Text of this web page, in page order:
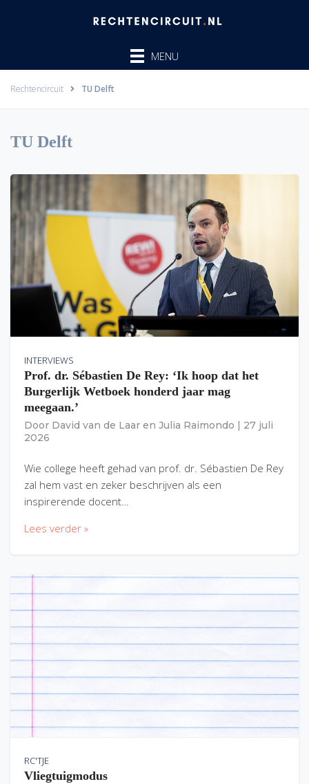
MENU
Rechtencircuit TU Delft
TU Delft
INTERVIEWS
Prof. dr. Sébastien De Rey: ‘Ik hoop dat het
Burgerlijk Wetboek honderd jaar mag
meegaan.’
Door David van de Laar en Julia Raimondo
27 juli
2026
Wie college heeft gehad van prof. dr. Sébastien De Rey
zal hem vast en zeker beschrijven als een
inspirerende docent…
Lees verder »
RC'TJE
Vliegtuigmodus